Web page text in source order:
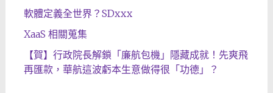
軟體定義全世界？SDxxx
XaaS 相關蒐集
【賀】行政院長解鎖「廉航包機」隱藏成就！先爽飛
再匯款，華航這波虧本生意做得很「功德」？